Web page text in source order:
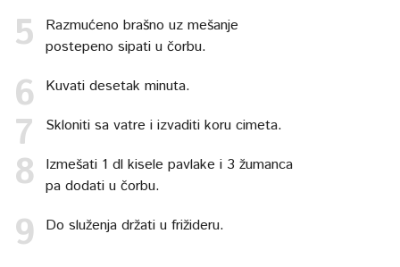
Razmućeno brašno uz mešanje
postepeno sipati u čorbu.
Kuvati desetak minuta.
Skloniti sa vatre i izvaditi koru cimeta.
Izmešati 1 dl kisele pavlake i 3 žumanca
pa dodati u čorbu.
Do služenja držati u frižideru.